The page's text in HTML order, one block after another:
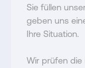
Sie füllen
geben uns
Ihre Situation.
Wir prüfen die